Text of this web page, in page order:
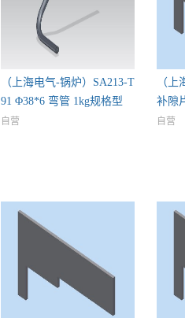
（上海电气-锅炉）SA213-T
91 Φ38*6 弯管 1kg规格型
自营
（
补隙
自营